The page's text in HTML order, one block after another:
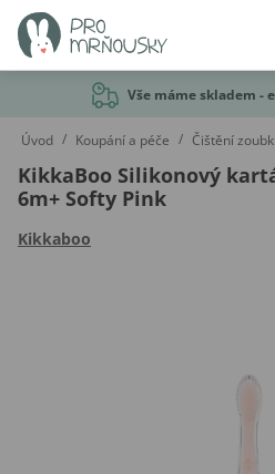
Vše máme skladem -
Úvod / Koupání a péče / Čištění
KikkaBoo Silikonový
6m+ Softy Pink
Kikkaboo